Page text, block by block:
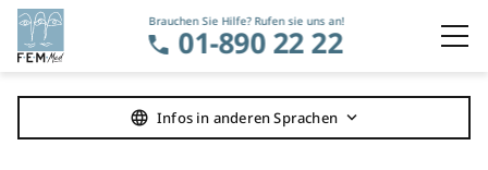
Brauchen Sie Hilfe? Rufen sie uns an!
01-890 22 22
Infos in anderen Sprachen
Navigation überspringen